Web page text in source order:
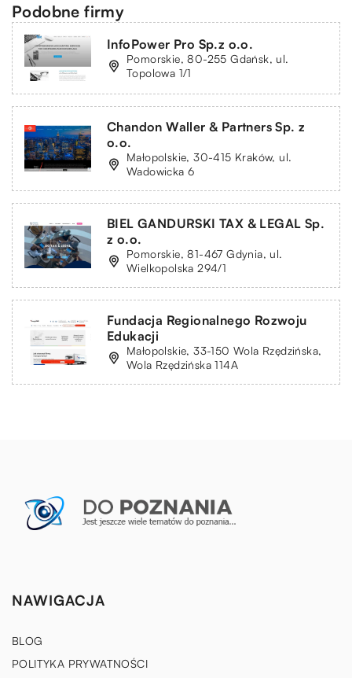
Podobne firmy
InfoPower Pro Sp.z o.o.
Pomorskie, 80-255 Gdańsk, ul.
Topolowa 1/1
Chandon Waller & Partners Sp. z
o.o.
Małopolskie, 30-415 Kraków, ul.
Wadowicka 6
BIEL GANDURSKI TAX & LEGAL Sp.
z o.o.
Pomorskie, 81-467 Gdynia, ul.
Wielkopolska 294/1
Fundacja Regionalnego Rozwoju
Edukacji
Małopolskie, 33-150 Wola Rzędzińska,
Wola Rzędzińska 114A
NAWIGACJA
BLOG
POLITYKA PRYWATNOŚCI